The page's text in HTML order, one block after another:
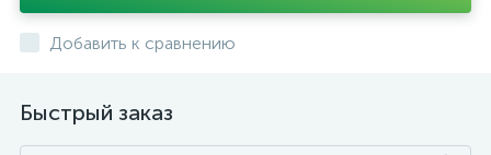
Добавить к сравнению
Быстрый заказ